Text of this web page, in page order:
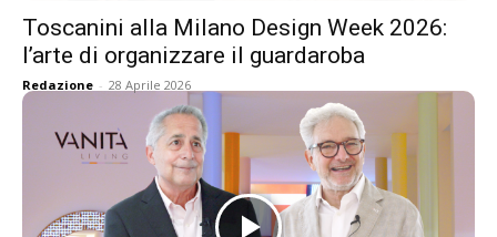
Toscanini alla Milano Design Week 2026:
l’arte di organizzare il guardaroba
Redazione - 28 Aprile 2026